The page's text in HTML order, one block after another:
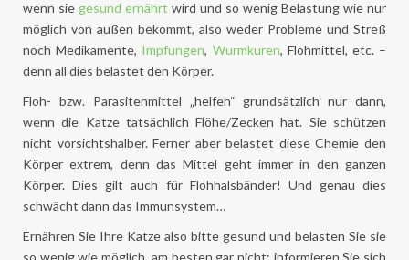
wenn sie gesund ernährt wird und so wenig Belastung wie nur
möglich von außen bekommt, also weder Probleme und Streß
noch Medikamente, Impfungen, Wurmkuren, Flohmittel, etc. –
denn all dies belastet den Körper.
Floh- bzw. Parasitenmittel „helfen“ grundsätzlich nur dann,
wenn die Katze tatsächlich Flöhe/Zecken hat. Sie schützen
nicht vorsichtshalber. Ferner aber belastet diese Chemie den
Körper extrem, denn das Mittel geht immer in den ganzen
Körper. Dies gilt auch für Flohhalsbänder! Und genau dies
schwächt dann das Immunsystem…
Ernähren Sie Ihre Katze also bitte gesund und belasten Sie sie
so wenig wie möglich, am besten gar nicht; informieren Sie sich